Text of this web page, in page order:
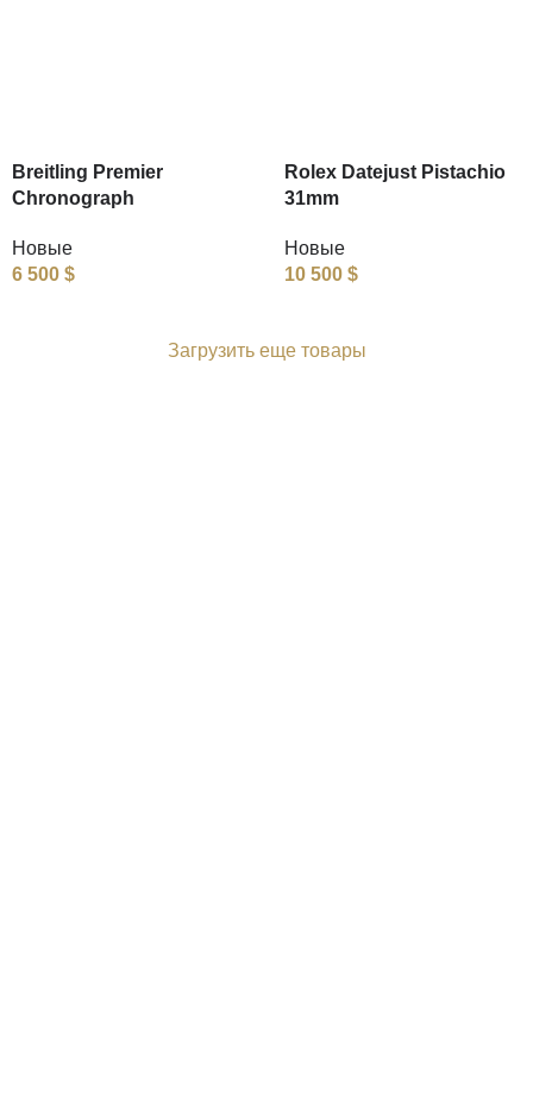
Breitling Premier
Chronograph
Новые
6 500 $
Rolex Datejust Pistachio
31mm
Новые
10 500 $
Загрузить еще товары